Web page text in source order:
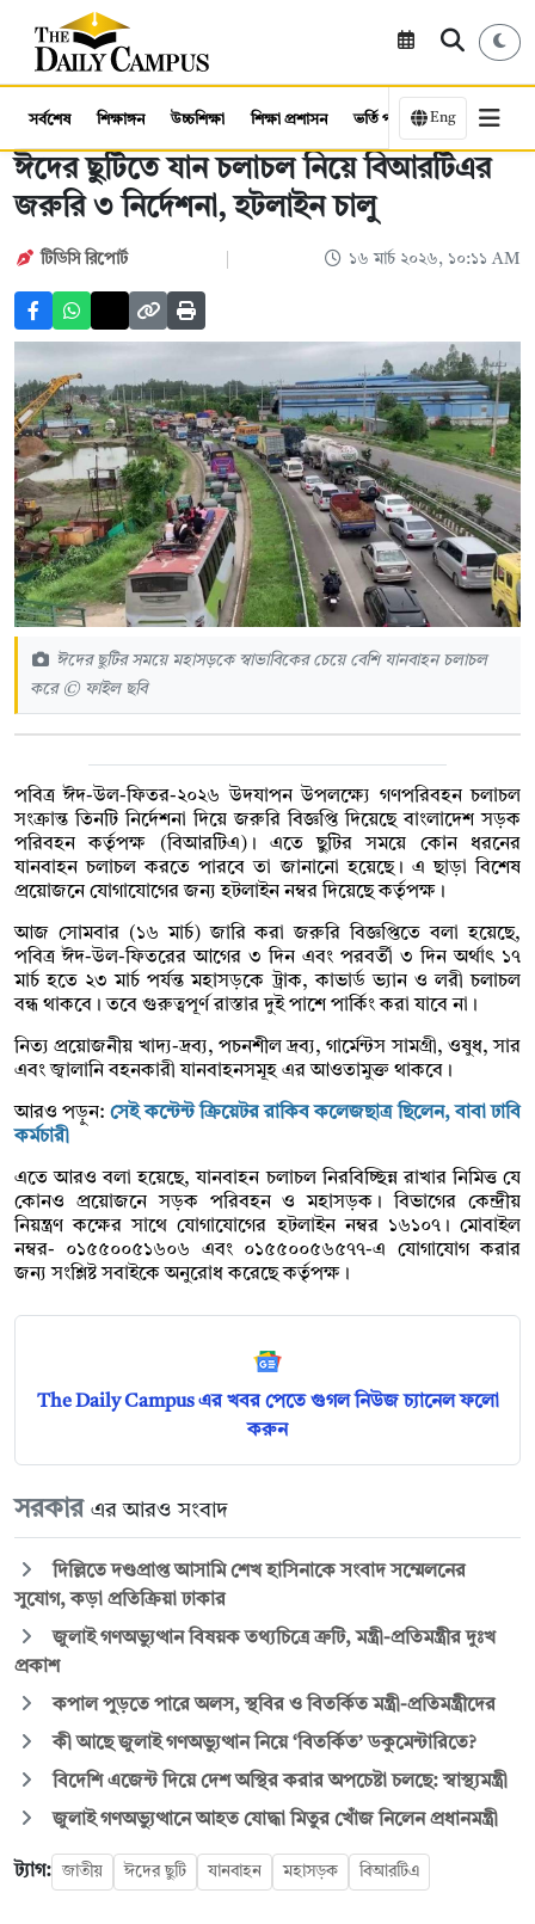
সর্বশেষ শিক্ষাঙ্গন উচ্চশিক্ষা শিক্ষা প্রশাসন ভর্তি পরীক্ষা কর্মসংস্থান
Eng
ঈদের ছুটিতে যান চলাচল নিয়ে বিআরটিএর
জরুরি ৩ নির্দেশনা, হটলাইন চালু
টিডিসি রিপোর্ট ১৬ মার্চ ২০২৬, ১০:১১ AM
ঈদের ছুটির সময়ে মহাসড়কে স্বাভাবিকের চেয়ে বেশি যানবাহন চলাচল
করে © ফাইল ছবি
পবিত্র ঈদ-উল-ফিতর-২০২৬ উদযাপন উপলক্ষ্যে গণপরিবহন চলাচল
সংক্রান্ত তিনটি নির্দেশনা দিয়ে জরুরি বিজ্ঞপ্তি দিয়েছে বাংলাদেশ সড়ক
পরিবহন কর্তৃপক্ষ (বিআরটিএ)। এতে ছুটির সময়ে কোন ধরনের
যানবাহন চলাচল করতে পারবে তা জানানো হয়েছে। এ ছাড়া বিশেষ
প্রয়োজনে যোগাযোগের জন্য হটলাইন নম্বর দিয়েছে কর্তৃপক্ষ।
আজ সোমবার (১৬ মার্চ) জারি করা জরুরি বিজ্ঞপ্তিতে বলা হয়েছে,
পবিত্র ঈদ-উল-ফিতরের আগের ৩ দিন এবং পরবর্তী ৩ দিন অর্থাৎ ১৭
মার্চ হতে ২৩ মার্চ পর্যন্ত মহাসড়কে ট্রাক, কাভার্ড ভ্যান ও লরী চলাচল
বন্ধ থাকবে। তবে গুরুত্বপূর্ণ রাস্তার দুই পাশে পার্কিং করা যাবে না।
নিত্য প্রয়োজনীয় খাদ্য-দ্রব্য, পচনশীল দ্রব্য, গার্মেন্টস সামগ্রী, ওষুধ, সার
এবং জ্বালানি বহনকারী যানবাহনসমূহ এর আওতামুক্ত থাকবে।
আরও পড়ুন:সেই কন্টেন্ট ক্রিয়েটর রাকিব কলেজছাত্র ছিলেন, বাবা ঢাবি
কর্মচারী
এতে আরও বলা হয়েছে, যানবাহন চলাচল নিরবিচ্ছিন্ন রাখার নিমিত্ত যে
কোনও প্রয়োজনে সড়ক পরিবহন ও মহাসড়ক। বিভাগের কেন্দ্রীয়
নিয়ন্ত্রণ কক্ষের সাথে যোগাযোগের হটলাইন নম্বর ১৬১০৭। মোবাইল
নম্বর- ০১৫৫০০৫১৬০৬ এবং ০১৫৫০০৫৬৫৭৭-এ যোগাযোগ করার
জন্য সংশ্লিষ্ট সবাইকে অনুরোধ করেছে কর্তৃপক্ষ।
The Daily Campus এর খবর পেতে গুগল নিউজ চ্যানেল ফলো
করুন
সরকার এর আরও সংবাদ
দিল্লিতে দণ্ডপ্রাপ্ত আসামি শেখ হাসিনাকে সংবাদ সম্মেলনের
সুযোগ, কড়া প্রতিক্রিয়া ঢাকার
জুলাই গণঅভ্যুত্থান বিষয়ক তথ্যচিত্রে ত্রুটি, মন্ত্রী-প্রতিমন্ত্রীর দুঃখ
প্রকাশ
কপাল পুড়তে পারে অলস, স্থবির ও বিতর্কিত মন্ত্রী-প্রতিমন্ত্রীদের
কী আছে জুলাই গণঅভ্যুত্থান নিয়ে ‘বিতর্কিত’ ডকুমেন্টারিতে?
বিদেশি এজেন্ট দিয়ে দেশ অস্থির করার অপচেষ্টা চলছে: স্বাস্থ্যমন্ত্রী
জুলাই গণঅভ্যুত্থানে আহত যোদ্ধা মিতুর খোঁজ নিলেন প্রধানমন্ত্রী
ট্যাগ: জাতীয় ঈদের ছুটি যানবাহন মহাসড়ক বিআরটিএ